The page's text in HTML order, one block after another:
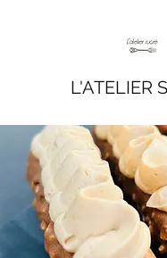
L'ATELIER